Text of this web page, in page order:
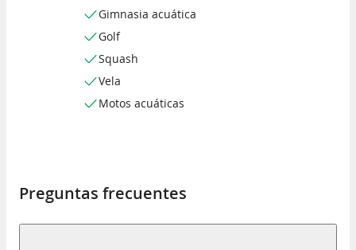
Gimnasia acuática
Golf
Squash
Vela
Motos acuáticas
Preguntas frecuentes